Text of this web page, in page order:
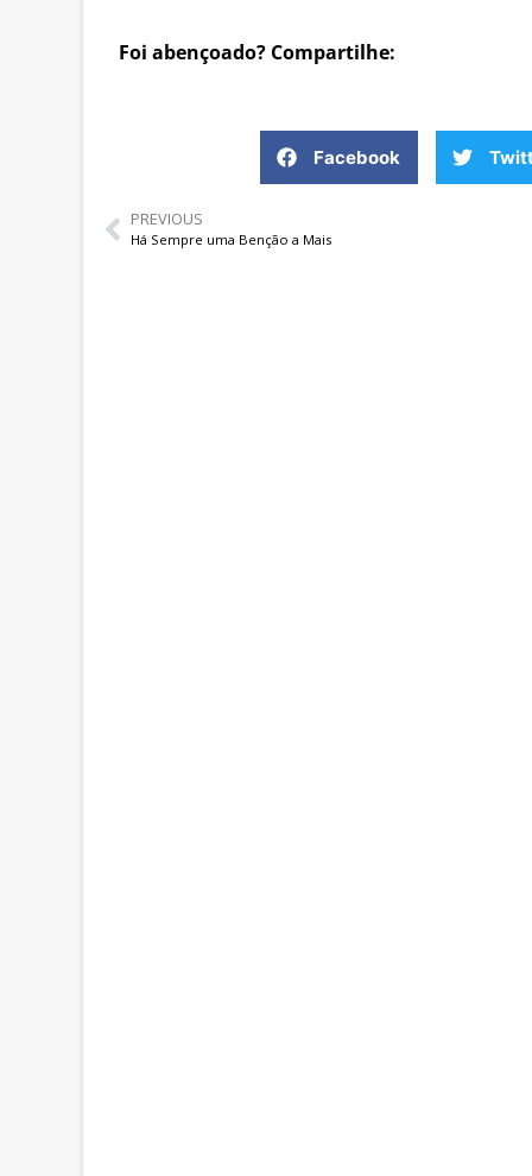
Foi abençoado? Compartilhe:
Facebook
PREVIOUS
Há Sempre uma Benção a Mais